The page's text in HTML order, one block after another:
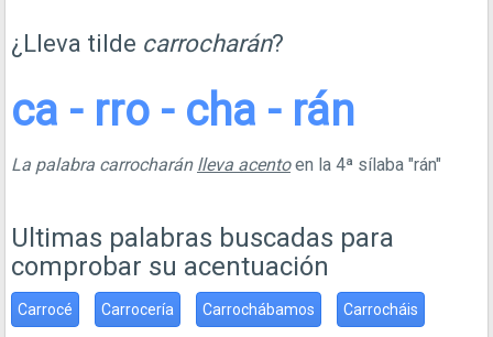
¿Lleva tilde carrocharán?
ca - rro - cha - rán
La palabra carrocharán lleva acentoen la 4ª sílaba "rán"
Ultimas palabras buscadas para
comprobar su acentuación
Carrocé Carrocería Carrochábamos Carrocháis